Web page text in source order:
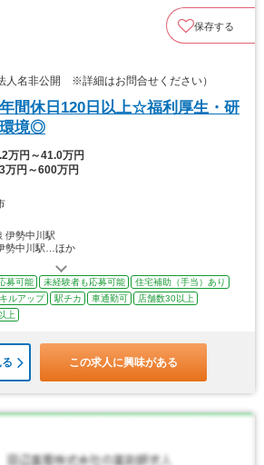
保存する
人名非公開 ※詳細はお問合せください）
年間休日120日以上☆福利厚生・研
環境◎
万円～41.0万円
万円～600万円
伊勢中川駅
勢中川駅…ほか
募可能 未経験者も応募可能
住宅補助（手当）あり
ルアップ 駅チカ 車通勤可
店舗数30以上
上
この求人に興味がある